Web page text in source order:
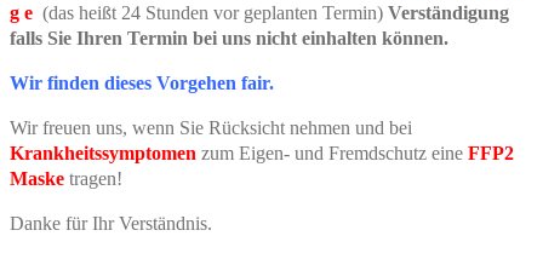
g e (das heißt 24 Stunden vor geplanten Termin) Verständigung
falls Sie Ihren Termin bei uns nicht einhalten können.
Wir finden dieses Vorgehen fair.
Wir freuen uns, wenn Sie Rücksicht nehmen und bei
Krankheitssymptomen zum Eigen- und Fremdschutz eine FFP2
Maske tragen!
Danke für Ihr Verständnis.